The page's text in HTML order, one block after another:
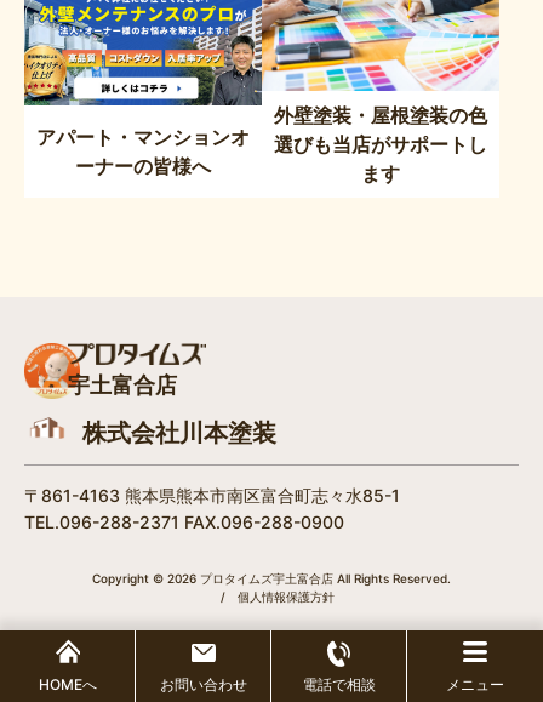
アパート・マンションオ
ーナーの皆様へ
外壁塗装・屋根塗装の色
選びも当店がサポートし
ます
宇土富合店
株式会社川本塗装
〒861-4163 熊本県熊本市南区富合町志々水85-1
TEL.096-288-2371 FAX.096-288-0900
Copyright © 2026 プロタイムズ宇土富合店 All Rights Reserved.
/
個人情報保護方針
HOMEへ お問い合わせ 電話で相談 メニュー